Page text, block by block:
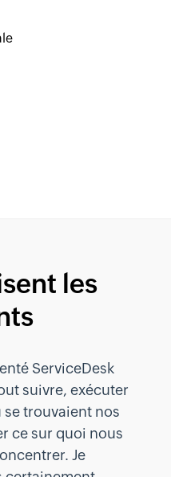
les
ServiceDesk
suivre, exécuter
trouvaient nos
ce sur quoi nous
Je